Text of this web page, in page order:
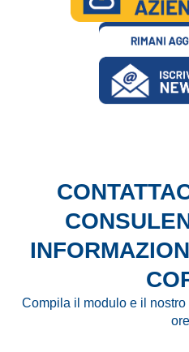
Compila il modulo e il